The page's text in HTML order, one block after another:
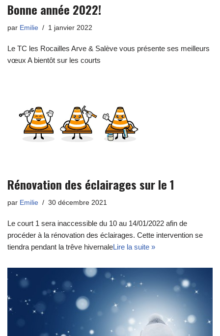
Bonne année 2022!
par Emilie 1 janvier 2022
Le TC les Rocailles Arve & Salève vous présente ses meilleurs
vœux A bientôt sur les courts
Rénovation des éclairages sur le 1
par Emilie 30 décembre 2021
Le court 1 sera inaccessible du 10 au 14/01/2022 afin de
procéder à la rénovation des éclairages. Cette intervention se
tiendra pendant la trêve hivernaleLire la suite »